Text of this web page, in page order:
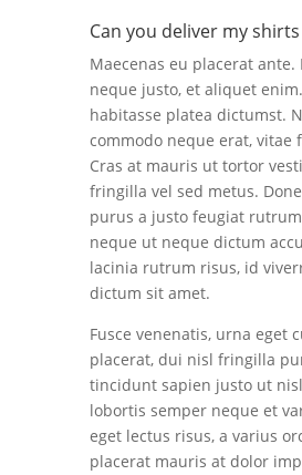
Can you deliver my
Maecenas eu placerat ante.
neque justo, et aliquet
habitasse platea dictumst.
commodo neque erat, vitae
Cras at mauris ut tortor
fringilla vel sed metus.
purus a justo feugiat
neque ut neque dictum
lacinia rutrum risus, id
dictum sit amet.
Fusce venenatis, urna eget
placerat, dui nisl fringilla
tincidunt sapien justo ut
lobortis semper neque et
eget lectus risus, a varius
placerat mauris at dolor